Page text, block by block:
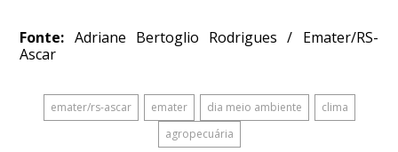
Fonte: Adriane Bertoglio Rodrigues / Emater/RS-
Ascar
emater/rs-ascar emater dia meio ambiente
clima
agropecuária